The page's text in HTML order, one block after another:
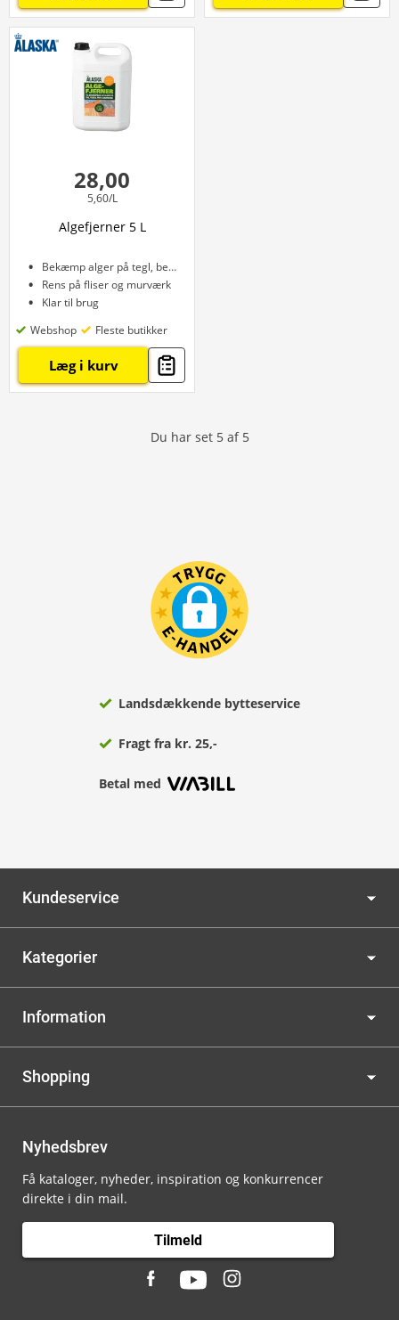
28,00
5,60/L
Algefjerner 5 L
Bekæmp alger på tegl, beton, træ
Rens på fliser og murværk
Klar til brug
Webshop
Fleste butikker
Læg i kurv
Du har set 5 af 5
Landsdækkende bytteservice
Fragt fra kr. 25,-
Betal med
Kundeservice
Kategorier
Information
Shopping
Nyhedsbrev
Få kataloger, nyheder, inspiration og konkurrencer
direkte i din mail.
Tilmeld